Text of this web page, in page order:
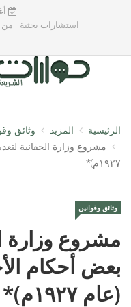
استشارات بحثية
من
الرئيسية المزيد
وثائق
مشروع وزارة الحقانية
١٩٢٧م)*
وثائق وقوانين
مشروع وزارة
بعض أحكام
(عام ١٩٢٧م)*